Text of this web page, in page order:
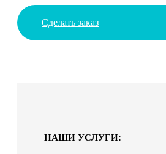
Сделать заказ
НАШИ УСЛУГИ: